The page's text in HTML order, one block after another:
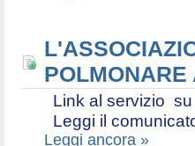
Link al servizio
Leggi il
Leggi ancora »